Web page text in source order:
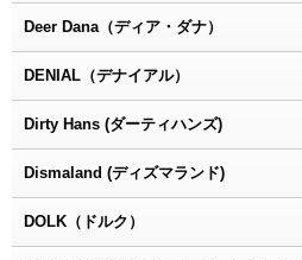
Deer Dana（ディア・ダナ）
DENIAL（デナイアル）
Dirty Hans (ダーティハンズ)
Dismaland (ディズマランド)
DOLK（ドルク）